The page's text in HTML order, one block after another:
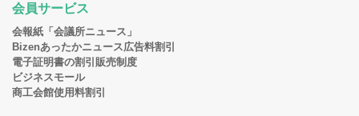
会員サービス
会報紙「会議所ニュース」
Bizenあったかニュース広告料割引
電子証明書の割引販売制度
ビジネスモール
商工会館使用料割引